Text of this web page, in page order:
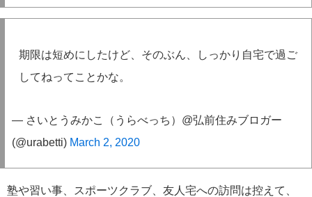
期限は短めにしたけど、そのぶん、しっかり自宅で過ご
してねってことかな。
— さいとうみかこ（うらべっち）@弘前住みブロガー
(@urabetti) March 2, 2020
塾や習い事、スポーツクラブ、友人宅への訪問は控えて、